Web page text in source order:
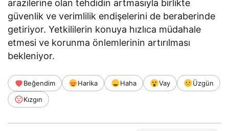
arazilerine olan tehdidin artmasıyla birlikte
güvenlik ve verimlilik endişelerini de beraberinde
getiriyor. Yetkililerin konuya hızlıca müdahale
etmesi ve korunma önlemlerinin artırılması
bekleniyor.
Beğendim Harika Haha Vay
Üzgün
Kızgın